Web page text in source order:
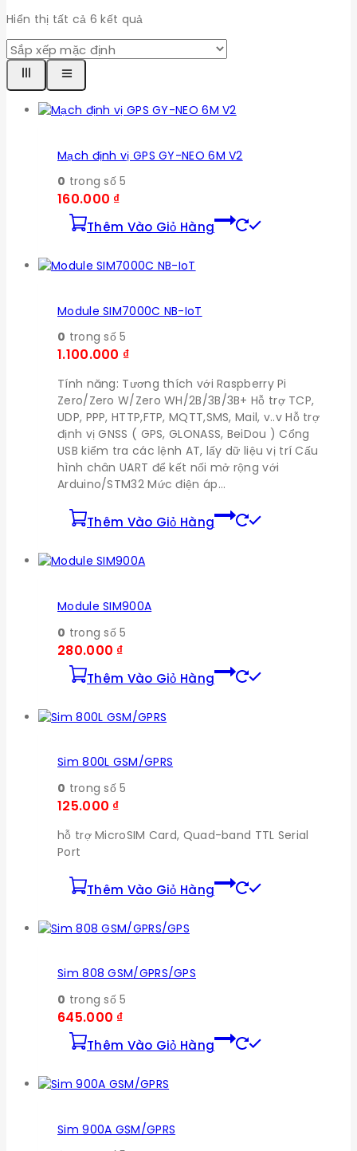
Hiển thị tất cả 6 kết quả
Mạch định vị GPS GY-NEO 6M V2
0 trong số 5
160.000 ₫
Thêm Vào Giỏ Hàng
Module SIM7000C NB-IoT
0 trong số 5
1.100.000 ₫
Tính năng: Tương thích với Raspberry Pi
Zero/Zero W/Zero WH/2B/3B/3B+ Hỗ trợ TCP,
UDP, PPP, HTTP,FTP, MQTT,SMS, Mail, v..v Hỗ trợ
định vị GNSS ( GPS, GLONASS, BeiDou ) Cổng
USB kiểm tra các lệnh AT, lấy dữ liệu vị trí Cấu
hình chân UART để kết nối mở rộng với
Arduino/STM32 Mức điện áp…
Thêm Vào Giỏ Hàng
Module SIM900A
0 trong số 5
280.000 ₫
Thêm Vào Giỏ Hàng
Sim 800L GSM/GPRS
0 trong số 5
125.000 ₫
hỗ trợ MicroSIM Card, Quad-band TTL Serial
Port
Thêm Vào Giỏ Hàng
Sim 808 GSM/GPRS/GPS
0 trong số 5
645.000 ₫
Thêm Vào Giỏ Hàng
Sim 900A GSM/GPRS